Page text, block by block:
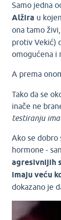
Samo jedna
Alžira u
ona tamo
protiv Vekić)
omogućena i
A prema
Tako da se
inače ne
testiranju
Ako se dobro
hormone -
agresivnijih
imaju veću
dokazano je